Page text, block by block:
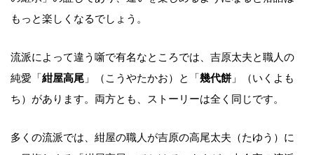
もっと楽しくなるでしょう。
流派によって違う噺で有名なところでは、吉原太夫と職人の
純愛「 紺屋高尾 」（こうやたかお）と「 幾代餅 」（いくよも
ち）があります。両方とも、ストーリーは全く同じです。
多くの流派では、紺屋の職人が吉原の高尾太夫（たゆう）に